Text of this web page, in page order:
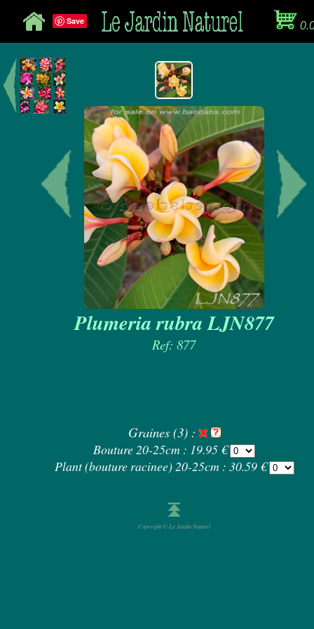
Save
Plumeria rubra LJN877
Ref: 877
Graines (3) :
Bouture 20-25cm : 19.95 €
Plant (bouture racinee) 20-25cm : 30.59 €
Copyright © Le Jardin Naturel